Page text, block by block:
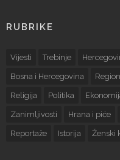
RUBRIKE
Vijesti Trebinje
Bosna i Hercegovina Region
Religija Politika
Zanimljivosti Hrana i piće
Reportaže Istorija Ženski